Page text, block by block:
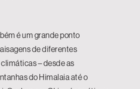
é um grande ponto
de diferentes
– desde as
do Himalaia até o